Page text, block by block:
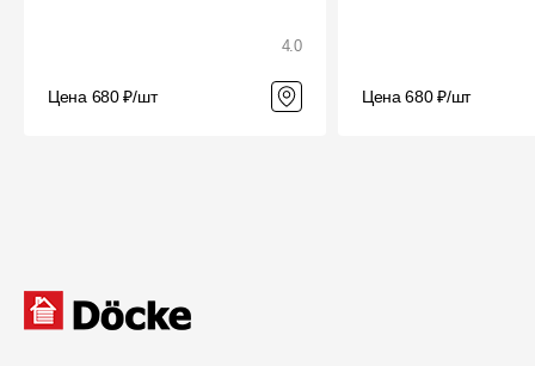
4.0
Цена 680 ₽/шт Цена 680 ₽/шт